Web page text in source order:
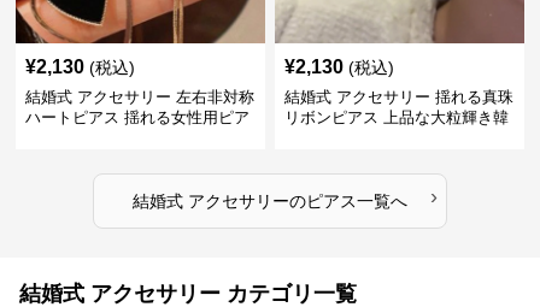
¥2,130 (税込)
結婚式 アクセサリー 左右非対称
ハートピアス 揺れる女性用ピア
¥2,130 (税込)
結婚式 アクセサリー 揺れる真珠
リボンピアス 上品な大粒輝き韓
結婚式 アクセサリーのピアス一覧へ ›
結婚式 アクセサリー カテゴリ一覧